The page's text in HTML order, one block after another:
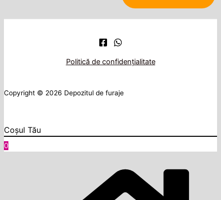
Politică de confidențialitate
Copyright © 2026 Depozitul de furaje
Coșul Tău
0